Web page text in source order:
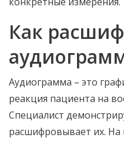
Как
Аудиограмма – это
реакция пациента на
Специалист
расшифровывает их. На